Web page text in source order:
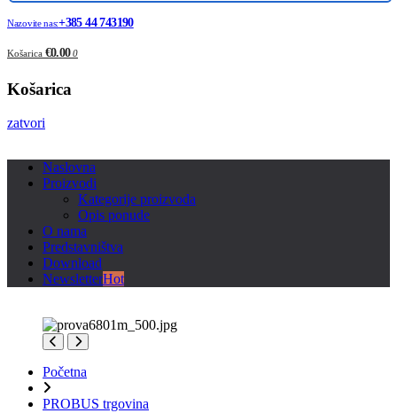
Nazovite nas:+385 44 743190
Košarica €0.00 0
Košarica
zatvori
Naslovna
Proizvodi
Kategorije proizvoda
Opis ponude
O nama
Predstavništva
Download
NewsletterHot
Početna
PROBUS trgovina